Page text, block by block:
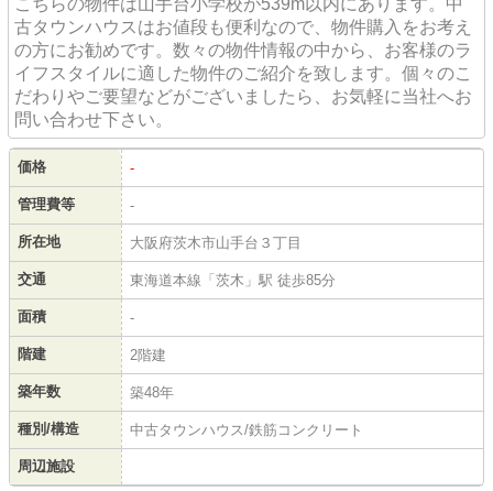
こちらの物件は山手台小学校が539m以内にあります。中
古タウンハウスはお値段も便利なので、物件購入をお考え
の方にお勧めです。数々の物件情報の中から、お客様のラ
イフスタイルに適した物件のご紹介を致します。個々のこ
だわりやご要望などがございましたら、お気軽に当社へお
問い合わせ下さい。
価格 -
管理費等 -
所在地 大阪府茨木市山手台３丁目
交通 東海道本線「茨木」駅 徒歩85分
面積 -
階建 2階建
築年数 築48年
種別/構造 中古タウンハウス/鉄筋コンクリート
周辺施設